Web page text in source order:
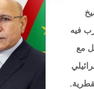
فيه
مع